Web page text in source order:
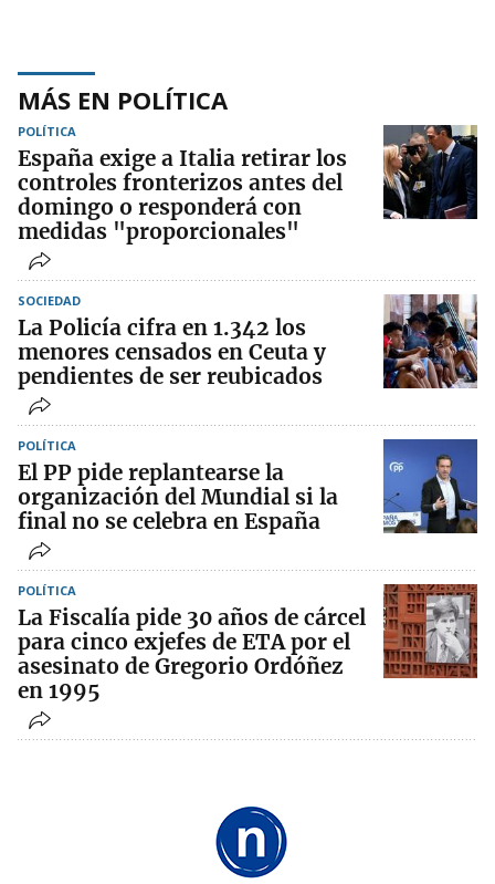
MÁS EN POLÍTICA
POLÍTICA
España exige a Italia retirar los
controles fronterizos antes del
domingo o responderá con
medidas "proporcionales"
SOCIEDAD
La Policía cifra en 1.342 los
menores censados en Ceuta y
pendientes de ser reubicados
POLÍTICA
El PP pide replantearse la
organización del Mundial si la
final no se celebra en España
POLÍTICA
La Fiscalía pide 30 años de cárcel
para cinco exjefes de ETA por el
asesinato de Gregorio Ordóñez
en 1995